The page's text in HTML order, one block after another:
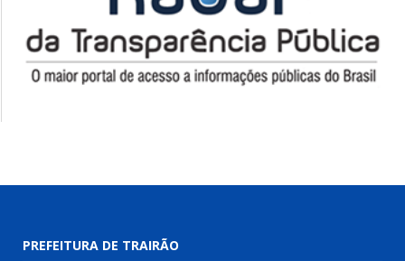
PREFEITURA DE TRAIRÃO